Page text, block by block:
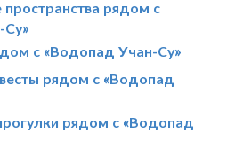
пространства рядом с
с «Водопад Учан-Су»
рядом с «Водопад
рядом с «Водопад